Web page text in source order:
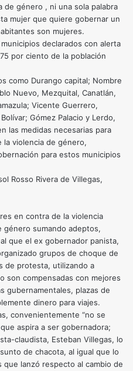
género , ni una sola palabra
mujer que quiere gobernar un
son mujeres.
declarados con alerta
por ciento de la población
como Durango capital; Nombre
Nuevo, Mezquital, Canatlán,
Vicente Guerrero,
Gómez Palacio y Lerdo,
las medidas necesarias para
violencia de género,
para estos municipios
Rosso Rivera de Villegas,
en contra de la violencia
género sumando adeptos,
que el ex gobernador panista,
grupos de choque de
de protesta, utilizando a
son compensadas con mejores
gubernamentales, plazas de
dinero para viajes.
convenientemente “no se
aspira a ser gobernadora;
claudista, Esteban Villegas, lo
de chacota, al igual que lo
lanzó respecto al cambio de